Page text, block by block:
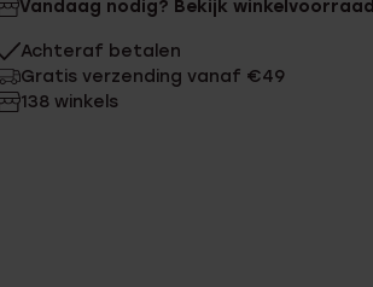
Vandaag nodig? Bekijk winkelvoorraad
Achteraf betalen
Gratis verzending vanaf €49
138 winkels